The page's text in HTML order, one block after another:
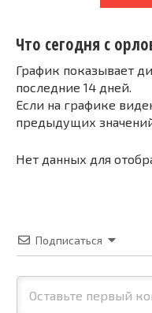
Что сегодня с
График показывает
последние 14 дней.
Если на графике
предыдущих
Нет данных для
Подписаться